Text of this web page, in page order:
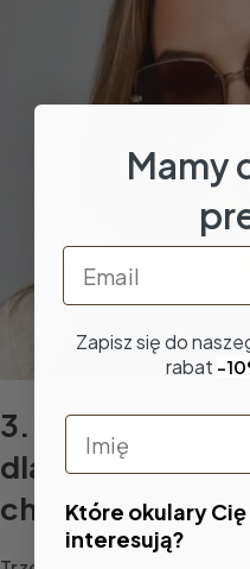
3. CT 214-16 —
dla mamy,
charakterem
Mamy
Email
Zapisz się do
rabat -
Imię
Które okulary
interesują?